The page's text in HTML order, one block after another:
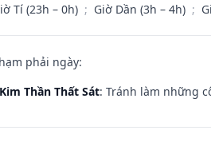
Tí (23h – 0h) ; Giờ Dần (3h – 4h) ;
phải ngày:
Kim Thần Thất Sát: Tránh làm những